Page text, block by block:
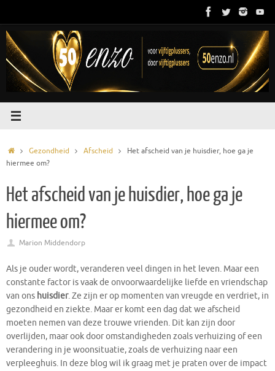
de
inhoud
HomeGezondheid Afscheid
Het afscheid van je huisdier, hoe ga je
hiermee om?
Het afscheid van je huisdier, hoe ga je
hiermee om?
Marion Middendorp
Als je ouder wordt, veranderen veel dingen in het leven. Maar een
constante factor is vaak de onvoorwaardelijke liefde en vriendschap
van ons huisdier. Ze zijn er op momenten van vreugde en verdriet, in
gezondheid en ziekte. Maar er komt een dag dat we afscheid
moeten nemen van deze trouwe vrienden. Dit kan zijn door
overlijden, maar ook door omstandigheden zoals verhuizing of een
verandering in je woonsituatie, zoals de verhuizing naar een
verpleeghuis. In deze blog wil ik graag met je praten over de impact